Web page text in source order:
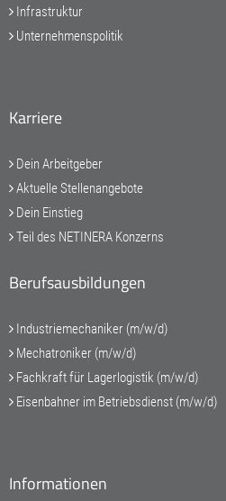
Infrastruktur
Unternehmenspolitik
Karriere
Dein Arbeitgeber
Aktuelle Stellenangebote
Dein Einstieg
Teil des NETINERA Konzerns
Berufsausbildungen
Industriemechaniker (m/w/d)
Mechatroniker (m/w/d)
Fachkraft für Lagerlogistik (m/w/d)
Eisenbahner im Betriebsdienst (m/w/d)
Informationen